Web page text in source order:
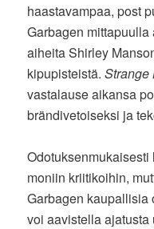
haastavampaa, post
Garbagen mittapuulla
aiheita Shirley
kipupisteistä.Strange
vastalause aikansa
brändivetoiseksi ja
moniin kriitikoihin,
Garbagen kaupallisia
voi aavistella